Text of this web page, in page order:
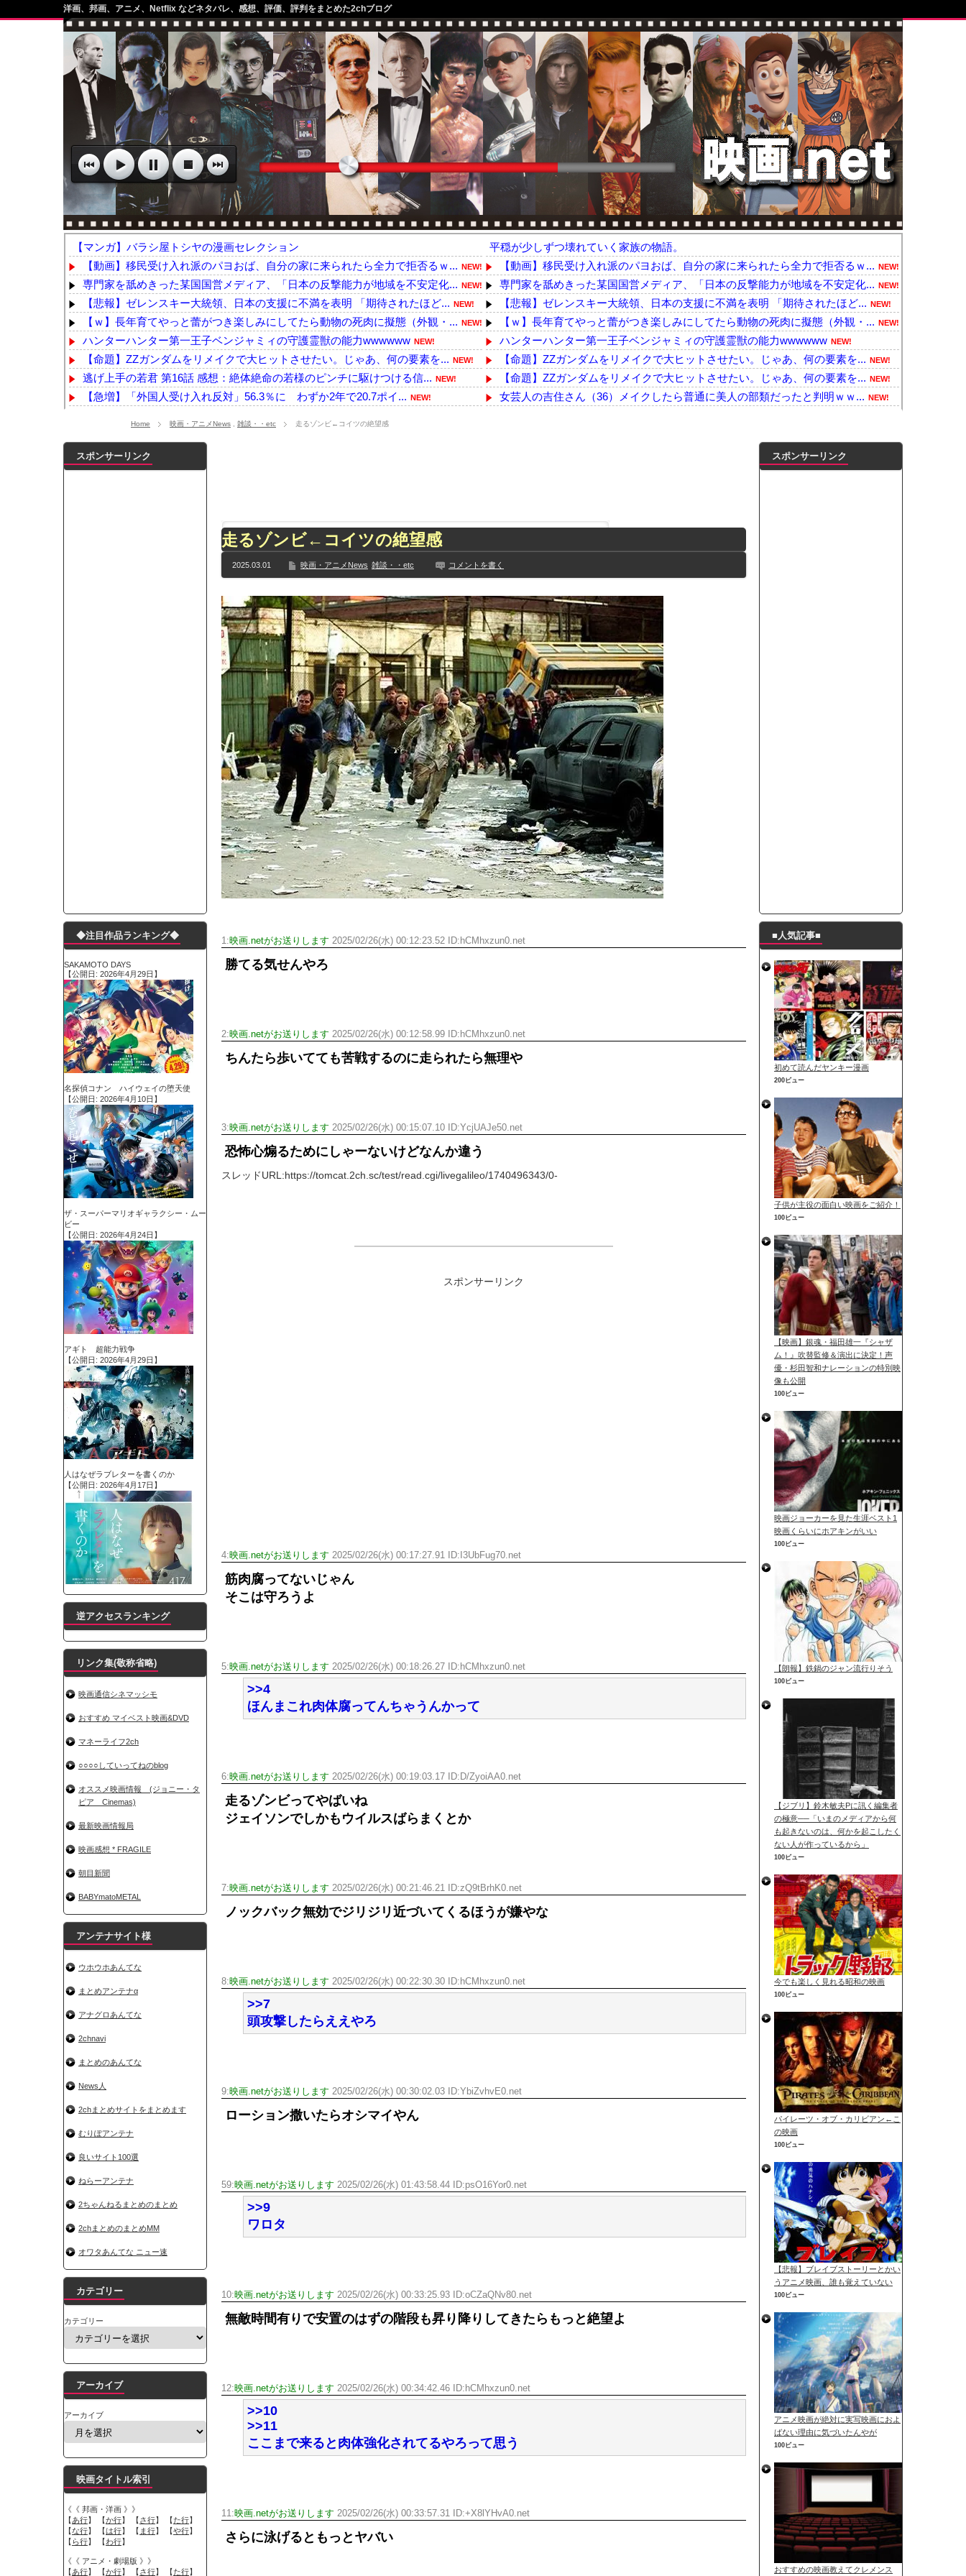
洋画、邦画、アニメ、Netflix などネタバレ、感想、評価、評判をまとめた2chブログ
【マンガ】バラシ屋トシヤの漫画セレクション
【動画】移民受け入れ派のパヨおば、自分の家に来られたら全力で拒否るｗ... NEW!
専門家を舐めきった某国国営メディア、「日本の反撃能力が地域を不安定化... NEW!
【悲報】ゼレンスキー大統領、日本の支援に不満を表明 「期待されたほど... NEW!
【ｗ】長年育てやっと蕾がつき楽しみにしてたら動物の死肉に擬態（外観・... NEW!
ハンターハンター第一王子ベンジャミィの守護霊獣の能力wwwwww NEW!
【命題】ZZガンダムをリメイクで大ヒットさせたい。じゃあ、何の要素を... NEW!
逃げ上手の若君 第16話 感想：絶体絶命の若様のピンチに駆けつける信... NEW!
【急増】「外国人受け入れ反対」56.3％に わずか2年で20.7ポイ... NEW!
おまえらAmazonのレビューって書いてる？
浦野芽良アナ ピタピタニットでボディラインくっきり！！
【乃木坂】水谷豊の息子、三山凌輝がW不倫‼共演した久保史緒里と中村麗...
【TWICE】サナが佐藤健とダブル主演の映画で演技に初挑戦‼
【速報】石破首相 大敗の責任「両院議員総会での意見や総括を踏まえ、適...
『鬼滅の刃 無限城編』3部作で興収2000億円も視野に!?超巨大マネ...
メイドの格好してるちょちょたんの破壊力が半端ない【梅咲遥】
ランJ民ワイ、新しいランニングシューズを手に入れる
モーニングショー「視聴率5.2％！」テレビ朝日「ひたすら自民批判！」...
出自が社長にバレて「愛人になれ」と脅された。辞めたら1週間もしないう...
【唖然】渋谷のホームレス対策、とんでもない領域へｗｗｗｗｗｗ
子供部屋おじさんなんですがコード類の配線ぐちゃぐちゃさせない方法教え...
ポルシェが満を持して送り出す初EV 「タイカン」はテスラのライバルに...
【朗報】阪神のドラフト、ガチで大当たりだったｗｗｗｗｗｗｗｗｗｗｗｗ...
下半身トレーニング、太ももに自信ニキきてくれｗｗｗｗｗｗｗｗｗ
平穏が少しずつ壊れていく家族の物語。
【動画】移民受け入れ派のパヨおば、自分の家に来られたら全力で拒否るｗ... NEW!
専門家を舐めきった某国国営メディア、「日本の反撃能力が地域を不安定化... NEW!
【悲報】ゼレンスキー大統領、日本の支援に不満を表明 「期待されたほど... NEW!
【ｗ】長年育てやっと蕾がつき楽しみにしてたら動物の死肉に擬態（外観・... NEW!
ハンターハンター第一王子ベンジャミィの守護霊獣の能力wwwwww NEW!
【命題】ZZガンダムをリメイクで大ヒットさせたい。じゃあ、何の要素を... NEW!
【命題】ZZガンダムをリメイクで大ヒットさせたい。じゃあ、何の要素を... NEW!
女芸人の吉住さん（36）メイクしたら普通に美人の部類だったと判明ｗｗ... NEW!
海外「”京都の鳥”は良いぞ」小規模だけどお勧めな日本の観光名所／お店...
【トラウマ】映画・特撮・アニメ・漫画・ゲームで「主人公がガチで敗北し... NEW!
「住信SBI」が「ドコモの銀行」に変わってうんざりしてるやつw w ...
【日向坂46】来月、坂道vsカワラボvsスタダvsハロプロの大激戦
【乃木坂】水谷豊の息子、三山凌輝がW不倫‼共演した久保史緒里と中村麗...
【画像】彼女「ねー、今日のデートこれで行っていー？」ﾊﾟｼｬ
外国人「お前らビッグマックって本当に美味しいと思うか？」
メイドの格好してるちょちょたんの破壊力が半端ない【梅咲遥】
ランJ民ワイ、新しいランニングシューズを手に入れる
BABYMETAL「PMC Vol.29 新生ベビメタ表紙」
モーニングショー「視聴率5.2％！」テレビ朝日「ひたすら自民批判！」...
出自が社長にバレて「愛人になれ」と脅された。辞めたら1週間もしないう...
【唖然】渋谷のホームレス対策、とんでもない領域へｗｗｗｗｗｗ
【速報】川島海荷、警視庁前で接触事故
本田翼が好きなB'zの曲ランキングが酷すぎるｗｗｗｗｗ
Powered by livedoor 相互RSS
Home 映画・アニメNews 雑談・・etc 走るゾンビ←コイツの絶望感
走るゾンビ←コイツの絶望感
2025.03.01 映画・アニメNews 雑談・・etc コメントを書く
1:映画.netがお送りします 2025/02/26(水) 00:12:23.52 ID:hCMhxzun0.net
勝てる気せんやろ
2:映画.netがお送りします 2025/02/26(水) 00:12:58.99 ID:hCMhxzun0.net
ちんたら歩いてても苦戦するのに走られたら無理や
3:映画.netがお送りします 2025/02/26(水) 00:15:07.10 ID:YcjUAJe50.net
恐怖心煽るためにしゃーないけどなんか違う
スレッドURL:https://tomcat.2ch.sc/test/read.cgi/livegalileo/1740496343/0-
スポンサーリンク
4:映画.netがお送りします 2025/02/26(水) 00:17:27.91 ID:I3UbFug70.net
筋肉腐ってないじゃん
そこは守ろうよ
5:映画.netがお送りします 2025/02/26(水) 00:18:26.27 ID:hCMhxzun0.net
>>4
ほんまこれ肉体腐ってんちゃうんかって
6:映画.netがお送りします 2025/02/26(水) 00:19:03.17 ID:D/ZyoiAA0.net
走るゾンビってやばいね
ジェイソンでしかもウイルスばらまくとか
7:映画.netがお送りします 2025/02/26(水) 00:21:46.21 ID:zQ9tBrhK0.net
ノックバック無効でジリジリ近づいてくるほうが嫌やな
8:映画.netがお送りします 2025/02/26(水) 00:22:30.30 ID:hCMhxzun0.net
>>7
頭攻撃したらええやろ
9:映画.netがお送りします 2025/02/26(水) 00:30:02.03 ID:YbiZvhvE0.net
ローション撒いたらオシマイやん
59:映画.netがお送りします 2025/02/26(水) 01:43:58.44 ID:psO16Yor0.net
>>9
ワロタ
10:映画.netがお送りします 2025/02/26(水) 00:33:25.93 ID:oCZaQNv80.net
無敵時間有りで安置のはずの階段も昇り降りしてきたらもっと絶望よ
12:映画.netがお送りします 2025/02/26(水) 00:34:42.46 ID:hCMhxzun0.net
>>10
>>11
ここまで来ると肉体強化されてるやろって思う
11:映画.netがお送りします 2025/02/26(水) 00:33:57.31 ID:+X8lYHvA0.net
さらに泳げるともっとヤバい
スポンサーリンク
◆注目作品ランキング◆
SAKAMOTO DAYS
【公開日: 2026年4月29日】
名探偵コナン ハイウェイの堕天使
【公開日: 2026年4月10日】
ザ・スーパーマリオギャラクシー・ムー
ビー
【公開日: 2026年4月24日】
アギト 超能力戦争
【公開日: 2026年4月29日】
人はなぜラブレターを書くのか
【公開日: 2026年4月17日】
逆アクセスランキング
リンク集(敬称省略)
映画通信シネマッシモ
おすすめ マイベスト映画&DVD
マネーライフ2ch
○○○○していってねのblog
オススメ映画情報 (ジョニー・タ
ピア Cinemas)
最新映画情報局
映画感想 * FRAGILE
朝目新聞
BABYmatoMETAL
アンテナサイト様
ウホウホあんてな
まとめアンテナα
アナグロあんてな
2chnavi
まとめのあんてな
News人
2chまとめサイトをまとめます
むりぽアンテナ
良いサイト100選
ねらーアンテナ
2ちゃんねるまとめのまとめ
2chまとめのまとめMM
オワタあんてな ニュー速
カテゴリー
カテゴリー
アーカイブ
アーカイブ
映画タイトル索引
《《 邦画・洋画 》》
【あ行】 【か行】 【さ行】 【た行】
【な行】 【は行】 【 ま行】 【や行】
【 ら行】 【わ行】
《《 アニメ・劇場版 》》
【あ行】 【か行】 【さ行】 【た行】
スポンサーリンク
■人気記事■
初めて読んだヤンキー漫画
200ビュー
子供が主役の面白い映画をご紹介！
100ビュー
【映画】銀魂・福田雄一『シャザ
ム！』吹替監修＆演出に決定！声
優・杉田智和ナレーションの特別映
像も公開
100ビュー
映画ジョーカーを見た生涯ベスト1
映画くらいにホアキンがいい
100ビュー
【朗報】鉄鍋のジャン流行りそう
100ビュー
【ジブリ】鈴木敏夫Pに訊く編集者
の極意──「いまのメディアから何
も起きないのは、何かを起こしたく
ない人が作っているから」
100ビュー
今でも楽しく見れる昭和の映画
100ビュー
パイレーツ・オブ・カリビアン←こ
の映画
100ビュー
【悲報】ブレイブストーリーとかい
うアニメ映画、誰も覚えていない
100ビュー
アニメ映画が絶対に実写映画におよ
ばない理由に気づいたんやが
100ビュー
おすすめの映画教えてクレメンス